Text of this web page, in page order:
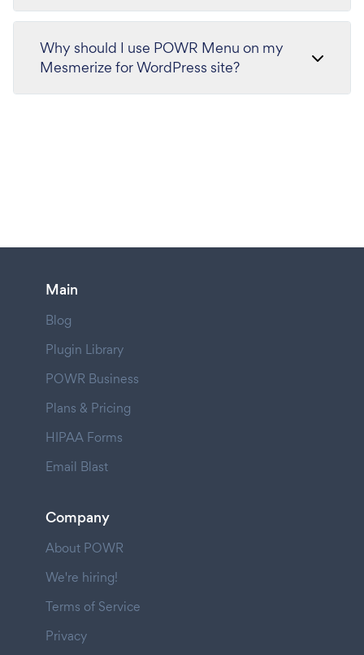
Why should I use POWR Menu on my
Mesmerize for WordPress site?
Main
Blog
Plugin Library
POWR Business
Plans & Pricing
HIPAA Forms
Email Blast
Company
About POWR
We're hiring!
Terms of Service
Privacy